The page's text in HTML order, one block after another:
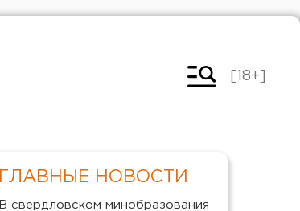
[18+]
ГЛАВНЫЕ НОВОСТИ
В свердловском минобразования